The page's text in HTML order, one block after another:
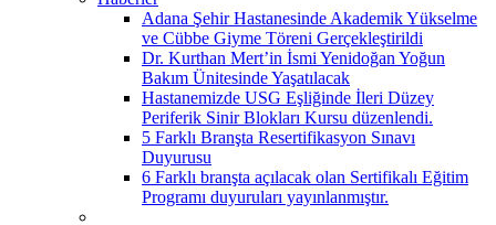
Adana Şehir Hastanesinde Akademik Yükselme
ve Cübbe Giyme Töreni Gerçekleştirildi
Dr. Kurthan Mert’in İsmi Yenidoğan Yoğun
Bakım Ünitesinde Yaşatılacak
Hastanemizde USG Eşliğinde İleri Düzey
Periferik Sinir Blokları Kursu düzenlendi.
5 Farklı Branşta Resertifikasyon Sınavı
Duyurusu
6 Farklı branşta açılacak olan Sertifikalı Eğitim
Programı duyuruları yayınlanmıştır.